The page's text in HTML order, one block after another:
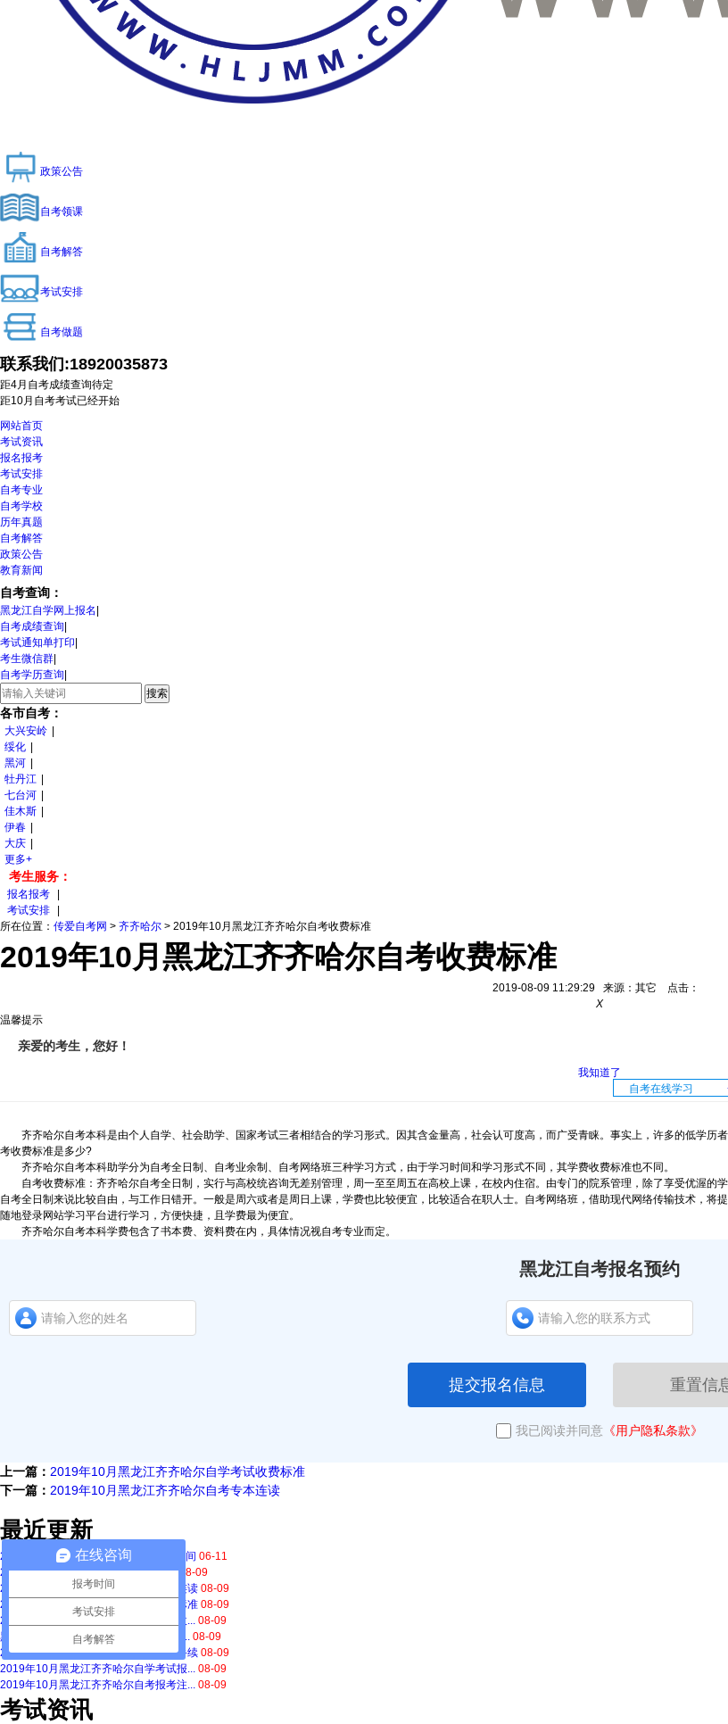
政策公告
自考领课
自考解答
考试安排
自考做题
联系我们:18920035873
距4月自考成绩查询待定
距10月自考考试已经开始
网站首页
考试资讯
报名报考
考试安排
自考专业
自考学校
历年真题
自考解答
政策公告
教育新闻
自考查询：
黑龙江自学网上报名
自考成绩查询
考试通知单打印
考生微信群
自考学历查询
各市自考：
大兴安岭
绥化
黑河
牡丹江
七台河
佳木斯
伊春
大庆
更多+
考生服务：
报名报考
考试安排
所在位置： 传爱自考网 > 齐齐哈尔 > 2019年10月黑龙江齐齐哈尔自考收费标准
2019年10月黑龙江齐齐哈尔自考收费标准
2019-08-09 11:29:29 来源：其它 点击：
X
温馨提示
亲爱的考生，您好！
我知道了
自考在线学习
齐齐哈尔自考本科是由个人自学、社会助学、国家考试三者相结合的学习形式。因其含金量高，社会认可度高，而广受青睐。事实上，许多的低学历
考收费标准是多少?
齐齐哈尔自考本科助学分为自考全日制、自考业余制、自考网络班三种学习方式，由于学习时间和学习形式不同，其学费收费标准也不同。
自考收费标准：齐齐哈尔自考全日制，实行与高校统咨询无差别管理，周一至至周五在高校上课，在校内住宿。由专门的院系管理，除了享受优渥的
自考全日制来说比较自由，与工作日错开。一般是周六或者是周日上课，学费也比较便宜，比较适合在职人士。自考网络班，借助现代网络传输技术，
随地登录网站学习平台进行学习，方便快捷，且学费最为便宜。
齐齐哈尔自考本科学费包含了书本费、资料费在内，具体情况视自考专业而定。
黑龙江自考报名预约
提交报名信息 重置信
我已阅读并同意 《用户隐私条款》
上一篇： 2019年10月黑龙江齐齐哈尔自学考试收费标准
下一篇： 2019年10月黑龙江齐齐哈尔自考专本连读
最近更新
2020上半年黑龙江齐齐哈尔自学考试时间 06-11
2019年10月黑龙江齐齐哈尔自学考试
08-09
2019年10月黑龙江齐齐哈尔自考专本连读 08-09
2019年10月黑龙江齐齐哈尔自考收费标准 08-09
2019年10月黑龙江齐齐哈尔自学考试收... 08-09
黑龙江齐齐哈尔自考首次报考需要办理... 08-09
2019年10月黑龙江齐齐哈尔自考报名手续 08-09
2019年10月黑龙江齐齐哈尔自学考试报... 08-09
2019年10月黑龙江齐齐哈尔自考报考注... 08-09
考试资讯
在线咨询
报考时间
考试安排
自考解答